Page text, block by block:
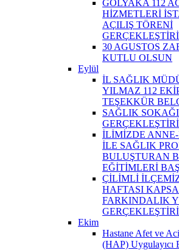
GÖLYAKA 112
HİZMETLERİ
AÇILIŞ TÖRENİ
30 AGUSTOS
KUTLU OLSUN
Eylül
İL SAĞLIK
YILMAZ 112
TEŞEKKÜR
SAĞLIK
İLİMİZDE
İLE SAĞLIK
BULUŞTURAN
EĞİTİMLERİ
ÇİLİMLİ
HAFTASI
FARKINDALIK
Ekim
Hastane Afet ve
(HAP) Uygulayıcı